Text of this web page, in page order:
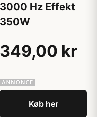
3000 Hz Effekt
350W
349,00 kr
Køb her